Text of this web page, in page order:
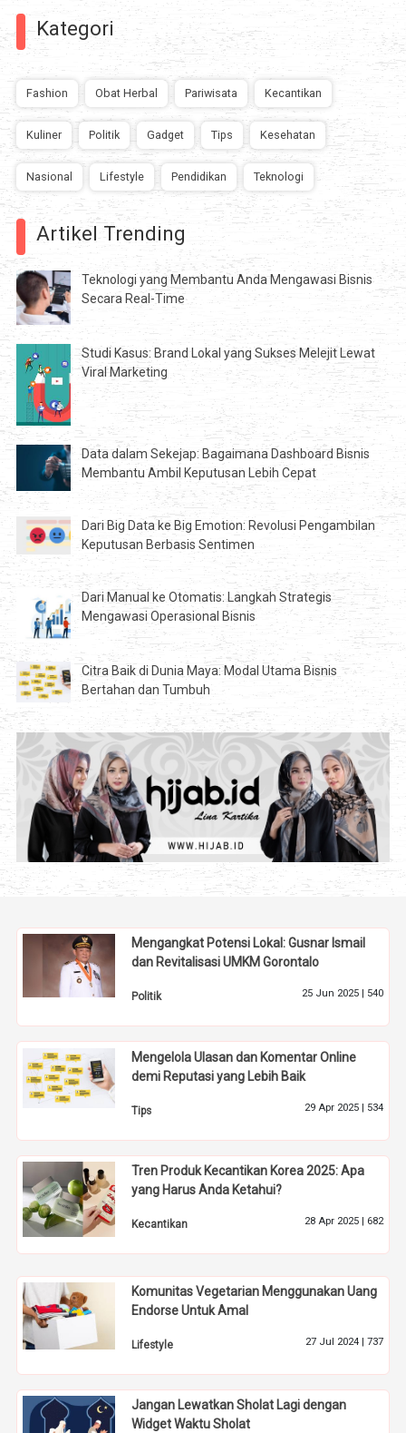
Kategori
Fashion Obat Herbal Pariwisata Kecantikan
Kuliner Politik Gadget Tips Kesehatan
Nasional Lifestyle Pendidikan Teknologi
Artikel Trending
Teknologi yang Membantu Anda Mengawasi Bisnis
Secara Real-Time
Studi Kasus: Brand Lokal yang Sukses Melejit Lewat
Viral Marketing
Data dalam Sekejap: Bagaimana Dashboard Bisnis
Membantu Ambil Keputusan Lebih Cepat
Dari Big Data ke Big Emotion: Revolusi Pengambilan
Keputusan Berbasis Sentimen
Dari Manual ke Otomatis: Langkah Strategis
Mengawasi Operasional Bisnis
Citra Baik di Dunia Maya: Modal Utama Bisnis
Bertahan dan Tumbuh
Mengangkat Potensi Lokal: Gusnar Ismail
dan Revitalisasi UMKM Gorontalo
Politik 25 Jun 2025 | 540
Mengelola Ulasan dan Komentar Online
demi Reputasi yang Lebih Baik
Tips 29 Apr 2025 | 534
Tren Produk Kecantikan Korea 2025: Apa
yang Harus Anda Ketahui?
Kecantikan 28 Apr 2025 | 682
Komunitas Vegetarian Menggunakan Uang
Endorse Untuk Amal
Lifestyle 27 Jul 2024 | 737
Jangan Lewatkan Sholat Lagi dengan
Widget Waktu Sholat